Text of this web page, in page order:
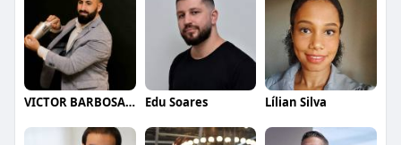
VICTOR BARBOSA QUARANTA Edu Soares Lílian Silva